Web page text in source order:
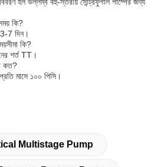
কি?
7 দিন।
কি?
শর্ত TT।
কত?
মাসে ১০০ পিসি।
Multistage Pump